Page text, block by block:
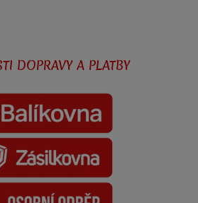
DOPRAVY A PLATBY